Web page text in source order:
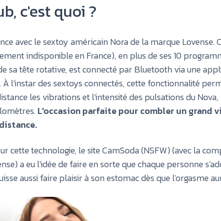
c'est quoi ?
avec le sextoy américain Nora de la marque Lovense.
indisponible en France), en plus de ses 10
sa tête rotative, est connecté par Bluetooth via une
l'instar dessextoys connectés, cette fonctionnalité
les vibrations et l'intensité des pulsations du
L'occasion parfaite pour combler un grand
cette technologie, le siteCamSoda (NSFW)(avec la
a eu l'idée de faire en sorte que chaque personne
aussi faire plaisir à son estomac dès que l'orgasme